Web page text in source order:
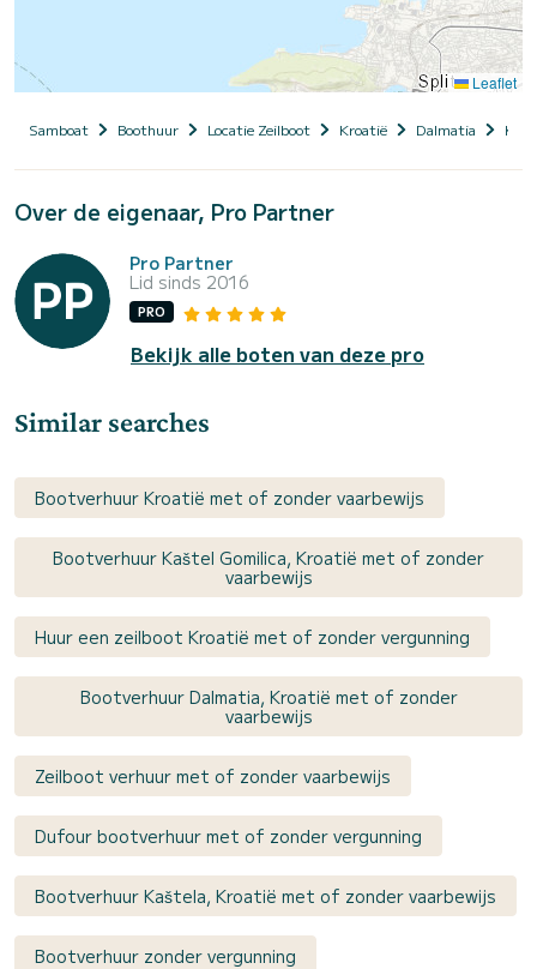
Leaflet
Samboat Boothuur Locatie Zeilboot Kroatië Dalmatia
Over de eigenaar, Pro Partner
Pro Partner
Lid sinds 2016
PRO
Bekijk alle boten van deze pro
Similar searches
Bootverhuur Kroatië met of zonder vaarbewijs
Bootverhuur Kaštel Gomilica, Kroatië met of zonder
vaarbewijs
Huur een zeilboot Kroatië met of zonder vergunning
Bootverhuur Dalmatia, Kroatië met of zonder
vaarbewijs
Zeilboot verhuur met of zonder vaarbewijs
Dufour bootverhuur met of zonder vergunning
Bootverhuur Kaštela, Kroatië met of zonder vaarbewijs
Bootverhuur zonder vergunning